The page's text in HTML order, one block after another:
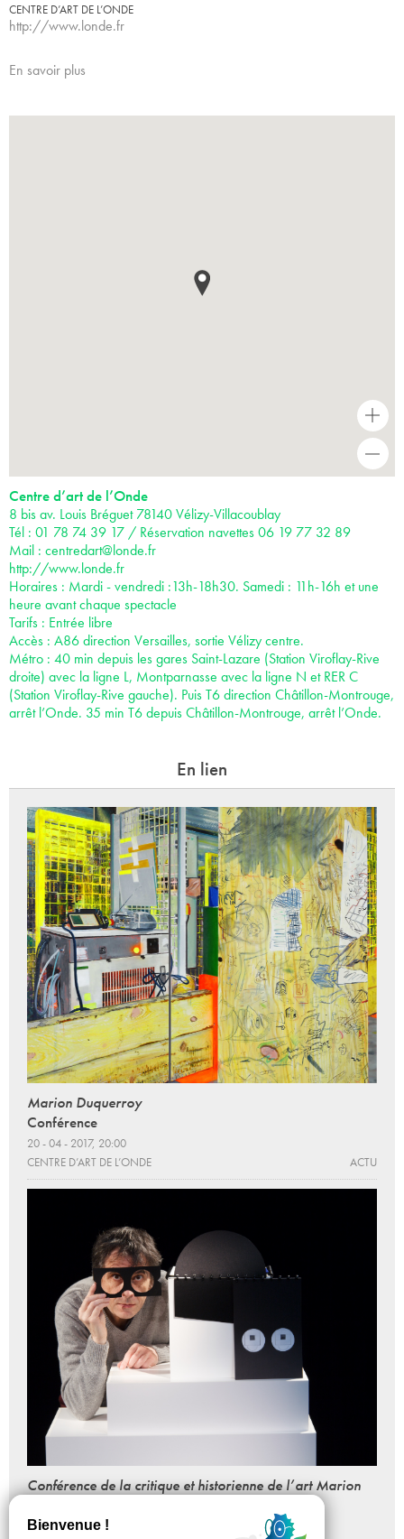
CENTRE D’ART DE L’ONDE
http://www.londe.fr
En savoir plus
-
Centre d’art de l’Onde
8 bis av. Louis Bréguet 78140 Vélizy-Villacoublay
Tél : 01 78 74 39 17 / Réservation navettes 06 19 77 32 89
Mail : centredart@londe.fr
http://www.londe.fr
Horaires : Mardi - vendredi :13h-18h30. Samedi : 11h-16h et une
heure avant chaque spectacle
Tarifs : Entrée libre
Accès : A86 direction Versailles, sortie Vélizy centre.
Métro : 40 min depuis les gares Saint-Lazare (Station Viroflay-Rive
droite) avec la ligne L, Montparnasse avec la ligne N et RER C
(Station Viroflay-Rive gauche). Puis T6 direction Châtillon-Montrouge,
arrêt l’Onde. 35 min T6 depuis Châtillon-Montrouge, arrêt l’Onde.
En lien
Marion Duquerroy
Conférence
20 - 04 - 2017, 20:00
CENTRE D’ART DE L’ONDE
ACTU
Conférence de la critique et historienne de l’art Marion
09 - 03 - 2017, 20:00